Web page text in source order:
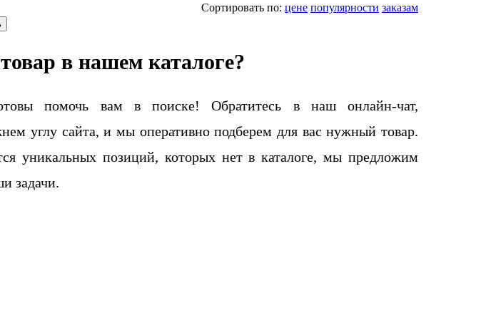
Сортировать по: цене популярности заказам
в нашем каталоге?
помочь вам в поиске! Обратитесь в наш онлайн-чат,
углу сайта, и мы оперативно подберем для вас нужный товар.
уникальных позиций, которых нет в каталоге, мы предложим
задачи.